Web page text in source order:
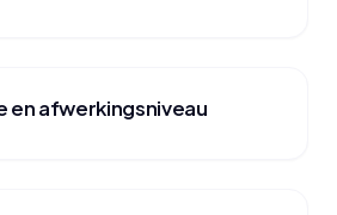
en afwerkingsniveau